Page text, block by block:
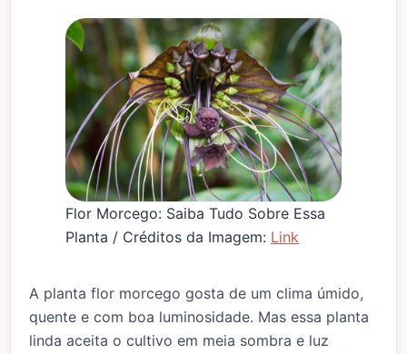
Flor Morcego: Saiba Tudo Sobre Essa
Planta / Créditos da Imagem: Link
A planta flor morcego gosta de um clima úmido,
quente e com boa luminosidade. Mas essa planta
linda aceita o cultivo em meia sombra e luz